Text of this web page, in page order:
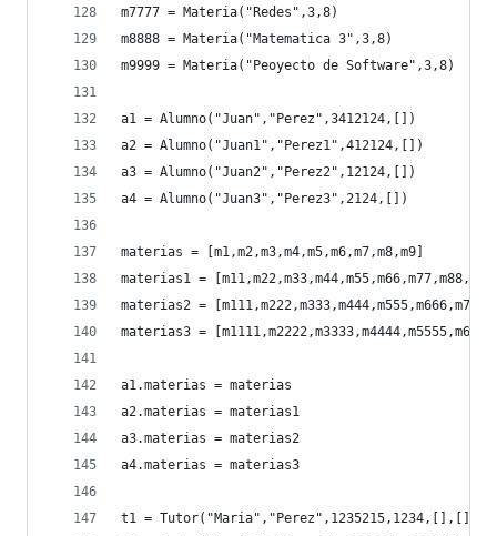
m7777 = Materia("Redes",3,8)
m8888 = Materia("Matematica 3",3,8)
m9999 = Materia("Peoyecto de Software",3,8)
a1 = Alumno("Juan","Perez",3412124,[])
a2 = Alumno("Juan1","Perez1",412124,[])
a3 = Alumno("Juan2","Perez2",12124,[])
a4 = Alumno("Juan3","Perez3",2124,[])
materias = [m1,m2,m3,m4,m5,m6,m7,m8,m9]
materias1 =
materias2 =
materias3 =
a1.materias = materias
a2.materias = materias1
a3.materias = materias2
a4.materias = materias3
t1 = Tutor("Maria","Perez",1235215,1234,[],[])